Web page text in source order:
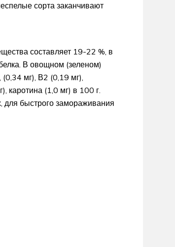
сорта заканчивают
составляет 19-22 %, в
В овощном (зеленом)
мг), В2 (0,19 мг),
каротина (1,0 мг) в 100 г.
для быстрого замораживания